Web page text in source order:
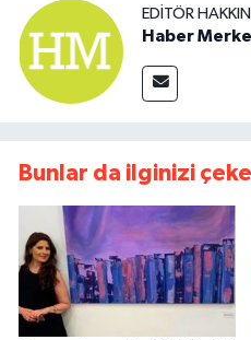
EDITÖR
Haber
Bunlar da ilginizi